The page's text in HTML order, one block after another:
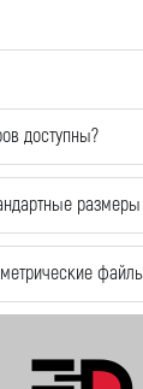
доступны?